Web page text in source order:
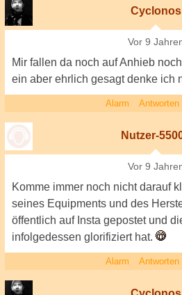
Cyclonos
Vor 9
Mir fallen da noch auf Anhieb
ein aber ehrlich gesagt denke ich
Alarm Antworten
Nutzer-
Vor 9
Komme immer noch nicht darauf
seines Equipments und des
öffentlich auf Insta gepostet und
infolgedessen glorifiziert hat.
Alarm Antworten